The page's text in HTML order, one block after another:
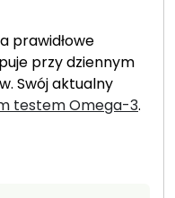
prawidłowe
przy dziennym
Swój aktualny
testem Omega-3.